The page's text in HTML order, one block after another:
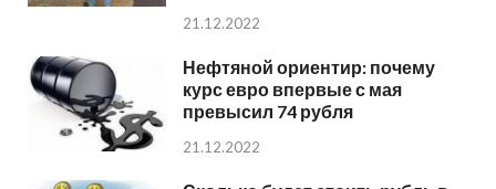
21.12.2022
Нефтяной ориентир: почему
курс евро впервые с мая
превысил 74 рубля
21.12.2022